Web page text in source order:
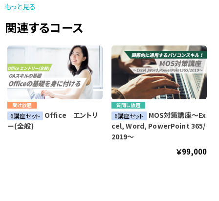
受付時間 10：00〜17：00（土日祝日、夏季休暇、年末年始等を除く）
もっと見る
関連するコース
受け放題
6講座セット Office エントリ
ー(全般)
質問し放題
6講座セット MOS対策講座～Ex
cel, Word, PowerPoint 365/
2019～
￥99,000